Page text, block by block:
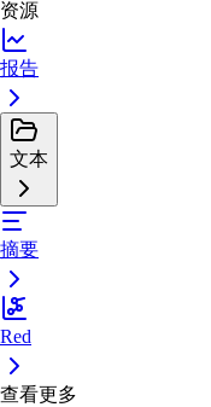
资源
报告
文本
摘要
Red
查看更多